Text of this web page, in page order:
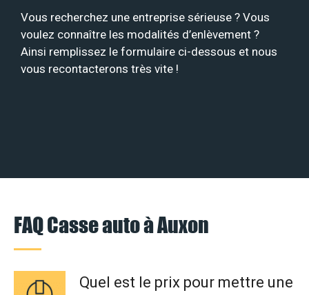
Vous recherchez une entreprise sérieuse ? Vous
voulez connaître les modalités d’enlèvement ?
Ainsi remplissez le formulaire ci-dessous et nous
vous recontacterons très vite !
FAQ Casse auto à Auxon
Quel est le prix pour mettre une